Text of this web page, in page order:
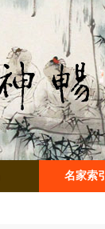
名家索引